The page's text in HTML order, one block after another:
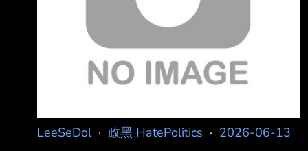
我的主張是如此的，所以我覺得這就是為什麼我
說收獲很大的原因”。國會充滿 了很多過去有人
刻意製造的不實印象，對國民黨的抹黑，對她的
中傷，可是他們見完後有完 全不一
LeeSeDol· 政黑 HatePolitics · 2026-06-13